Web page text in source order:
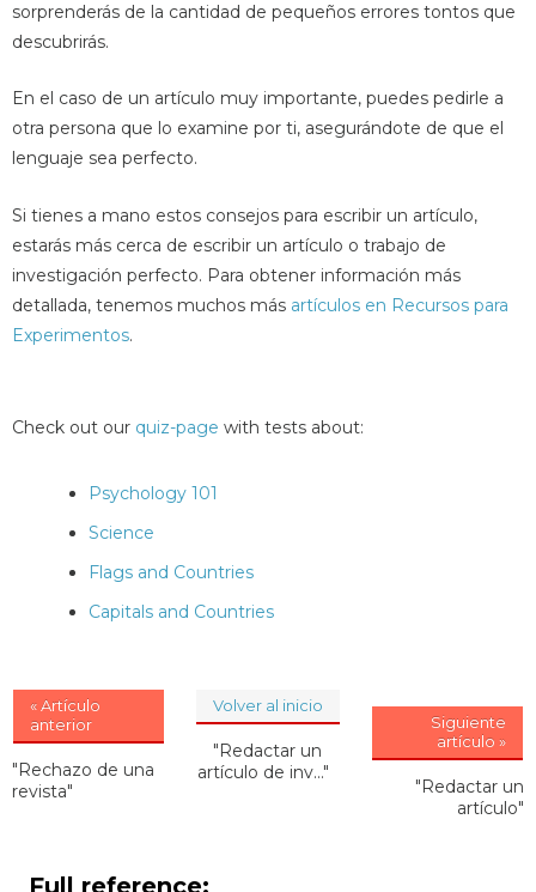
sorprenderás de la cantidad de pequeños errores tontos que
descubrirás.
En el caso de un artículo muy importante, puedes pedirle a
otra persona que lo examine por ti, asegurándote de que el
lenguaje sea perfecto.
Si tienes a mano estos consejos para escribir un artículo,
estarás más cerca de escribir un artículo o trabajo de
investigación perfecto. Para obtener información más
detallada, tenemos muchos más artículos en Recursos para
Experimentos.
Check out our quiz-page with tests about:
Psychology 101
Science
Flags and Countries
Capitals and Countries
« Artículo
anterior
"Rechazo de una
revista"
Volver al inicio
"Redactar un
artículo de inv..."
Siguiente
artículo »
"Redactar un
artículo"
Full reference: